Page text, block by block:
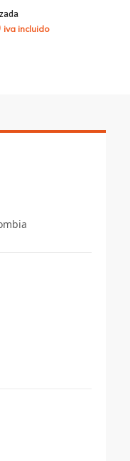
Rango
$ 618.800
iva incluido